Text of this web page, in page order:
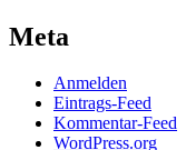
Meta
Anmelden
Eintrags-Feed
Kommentar-Feed
WordPress.org